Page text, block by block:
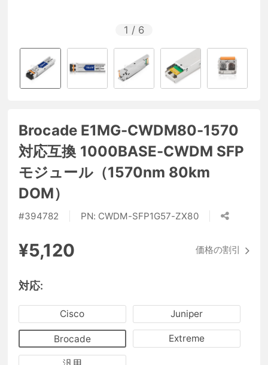
1 / 6
Brocade E1MG-CWDM80-1570
対応互換 1000BASE-CWDM SFP
モジュール（1570nm 80km
DOM）
#394782 PN: CWDM-SFP1G57-ZX80
¥5,120 価格の割引
対応:
Cisco Juniper
Brocade Extreme